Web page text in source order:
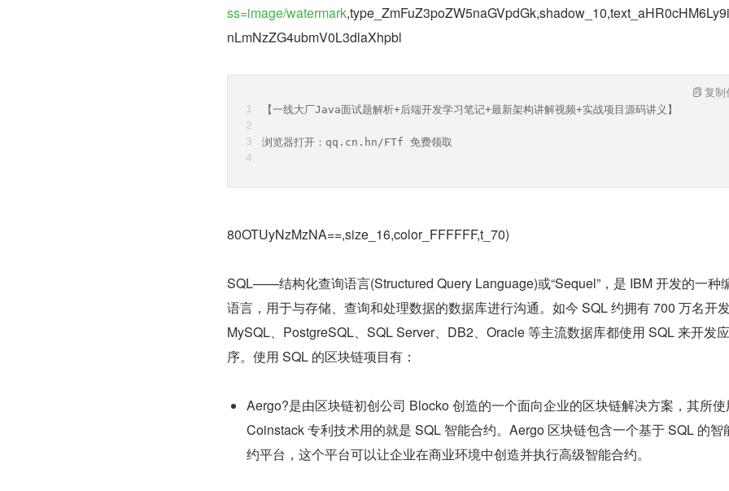
ss=image/watermark
nLmNzZG4ubmV0L3dlaXhpbl
【一线大厂Java面试题解析+后端开发学习笔记+最新架构讲解视频+实战项目源码讲义】
浏览器打开：qq.cn.hn/FTf 免费领取
复制
80OTUyNzMzNA==,size_16,color_FFFFFF,t_70)
SQL——结构化查询语言(Structured Query Language)或“Sequel”，是 IBM 开发的一种
语言，用于与存储、查询和处理数据的数据库进行沟通。如今 SQL 约拥有 700 万名开发
MySQL、PostgreSQL、SQL Server、DB2、Oracle 等主流数据库都使用 SQL 来开发
序。使用 SQL 的区块链项目有：
Aergo?是由区块链初创公司 Blocko 创造的一个面向企业的区块链解决方案，其所使
Coinstack 专利技术用的就是 SQL 智能合约。Aergo 区块链包含一个基于 SQL 的智
约平台，这个平台可以让企业在商业环境中创造并执行高级智能合约。